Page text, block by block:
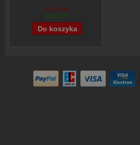
49,14 zł
46,73 zł